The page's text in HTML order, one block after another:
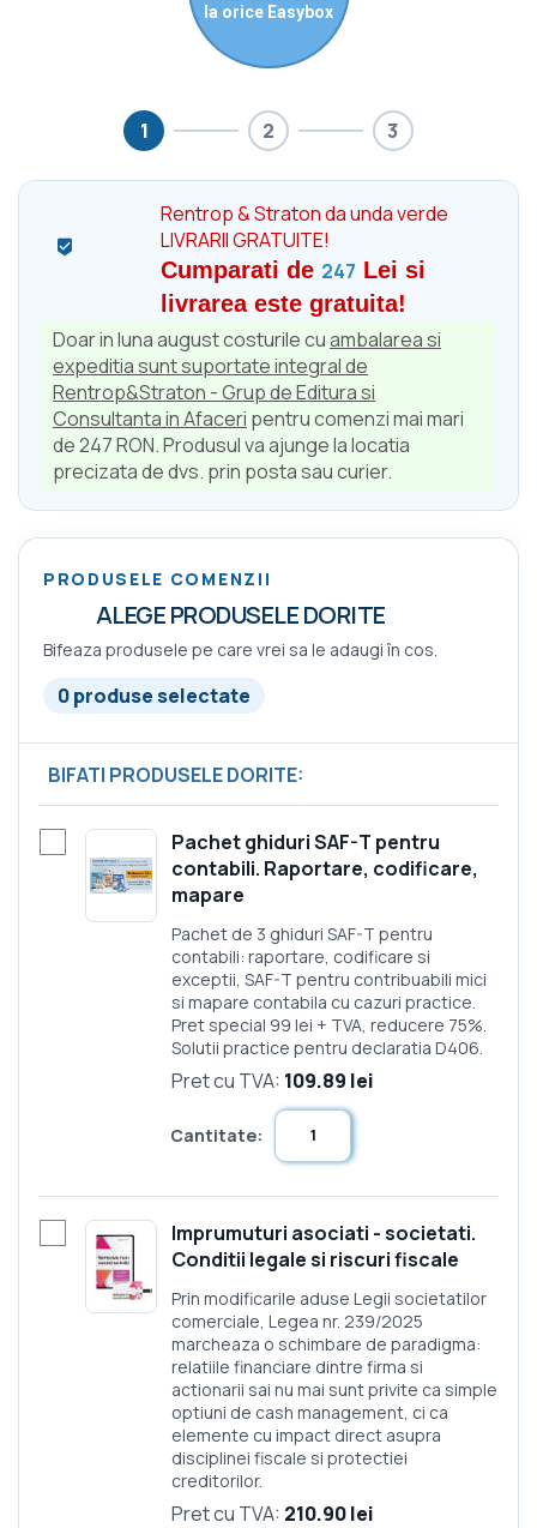
la orice Easybox
1 2 3

Rentrop & Straton da unda verde
LIVRARII GRATUITE!
Cumparati de 247 Lei si
livrarea este gratuita!
Doar in luna august costurile cuambalarea si
expeditia sunt suportate integral de
Rentrop&Straton - Grup de Editura si
Consultanta in Afaceri pentru comenzi mai mari
de 247 RON. Produsul va ajunge la locatia
precizata de dvs. prin posta sau curier.
PRODUSELE COMENZII
ALEGE PRODUSELE DORITE
Bifeaza produsele pe care vrei sa le adaugi în cos.
0 produse selectate
BIFATI PRODUSELE DORITE:
Pachet ghiduri SAF-T pentru
contabili. Raportare, codificare,
mapare
Pachet de 3 ghiduri SAF-T pentru
contabili: raportare, codificare si
exceptii, SAF-T pentru contribuabili mici
si mapare contabila cu cazuri practice.
Pret special 99 lei + TVA, reducere 75%.
Solutii practice pentru declaratia D406.
Pret cu TVA: 109.89 lei
Cantitate:
Imprumuturi asociati - societati.
Conditii legale si riscuri fiscale
Prin modificarile aduse Legii societatilor
comerciale, Legea nr. 239/2025
marcheaza o schimbare de paradigma:
relatiile financiare dintre firma si
actionarii sai nu mai sunt privite ca simple
optiuni de cash management, ci ca
elemente cu impact direct asupra
disciplinei fiscale si protectiei
creditorilor.
Pret cu TVA: 210.90 lei